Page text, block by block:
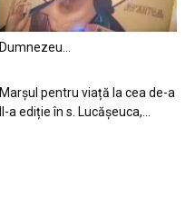
Dumnezeu…
Marșul pentru viață la cea de-a
II-a ediție în s. Lucășeuca,...